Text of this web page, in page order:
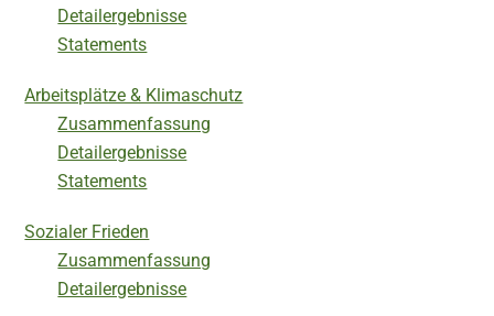
Detailergebnisse
Statements
Arbeitsplätze & Klimaschutz
Zusammenfassung
Detailergebnisse
Statements
Sozialer Frieden
Zusammenfassung
Detailergebnisse